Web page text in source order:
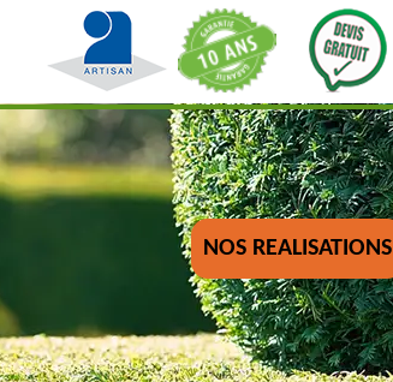
NOS REALISATIONS